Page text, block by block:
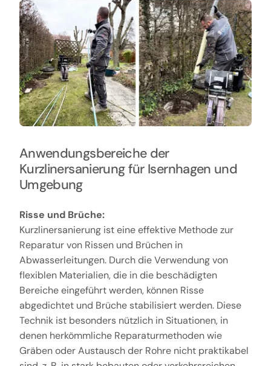
Anwendungsbereiche der
Kurzlinersanierung für Isernhagen und
Umgebung
Risse und Brüche:
Kurzlinersanierung ist eine effektive Methode zur
Reparatur von Rissen und Brüchen in
Abwasserleitungen. Durch die Verwendung von
flexiblen Materialien, die in die beschädigten
Bereiche eingeführt werden, können Risse
abgedichtet und Brüche stabilisiert werden. Diese
Technik ist besonders nützlich in Situationen, in
denen herkömmliche Reparaturmethoden wie
Gräben oder Austausch der Rohre nicht praktikabel